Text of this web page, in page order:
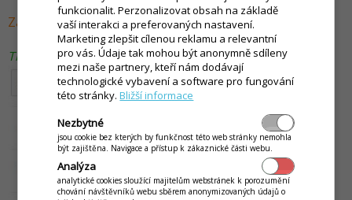
Záložka - Tiskové výstupy
Tiskové výstupy pro prodej s možností editace
funkcionalit. Perzonalizovat obsah na základě
vaší interakci a preferovaných nastavení.
Marketing zlepšit cílenou reklamu a relevantní
pro vás. Údaje tak mohou být anonymně sdíleny
mezi naše partnery, kteří nám dodávají
technologické vybavení a software pro fungování
této stránky.Bližší informace
Nezbytné
jsou cookie bez kterých by funkčnost této web stránky nemohla
být zajištěna. Navigace a přístup k zákaznické části webu.
Analýza
analytické cookies sloužící majitelům webstránek k porozumění
chování návštěvníků webu sběrem anonymizovaných údajů o